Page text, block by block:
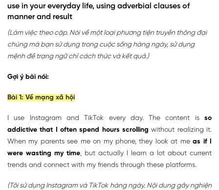
use in your everyday life, using adverbial clauses of
manner and result
(Làm việc theo cặp. Nói về một loại phương tiện truyền thông đại
chúng mà bạn sử dụng trong cuộc sống hàng ngày, sử dụng
mệnh đề trạng ngữ chỉ cách thức và kết quả.)
Gợi ý bài nói:
Bài 1: Về mạng xã hội
I use Instagram and TikTok every day. The content is so
addictive that I often spend hours scrolling without realizing it.
When my parents see me on my phone, they look at meas if I
were wasting my time, but actually I learn a lot about current
trends and connect with my friends through these platforms.
(Tôi sử dụng Instagram và TikTok hàng ngày. Nội dung gây nghiện